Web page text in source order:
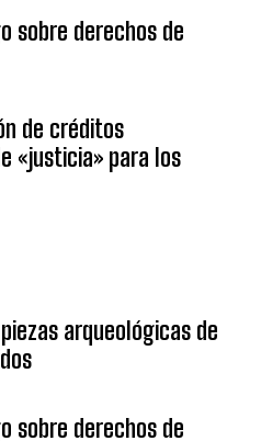
sobre derechos de
de créditos
«justicia» para los
arqueológicas de
sobre derechos de